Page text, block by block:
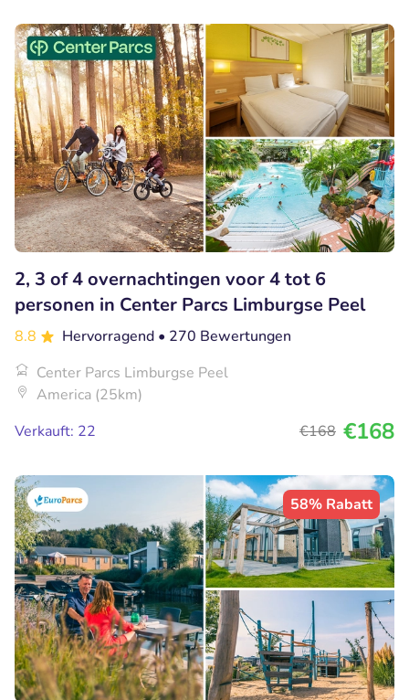
2, 3 of 4 overnachtingen voor 4 tot 6
personen in Center Parcs Limburgse Peel
8.8 Hervorragend • 270 Bewertungen
Center Parcs Limburgse Peel
America (25km)
Verkauft: 22
€168 €168
58% Rabatt